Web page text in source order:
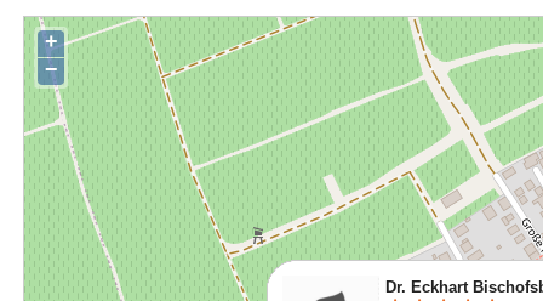
Dr. Eckhart
+
−